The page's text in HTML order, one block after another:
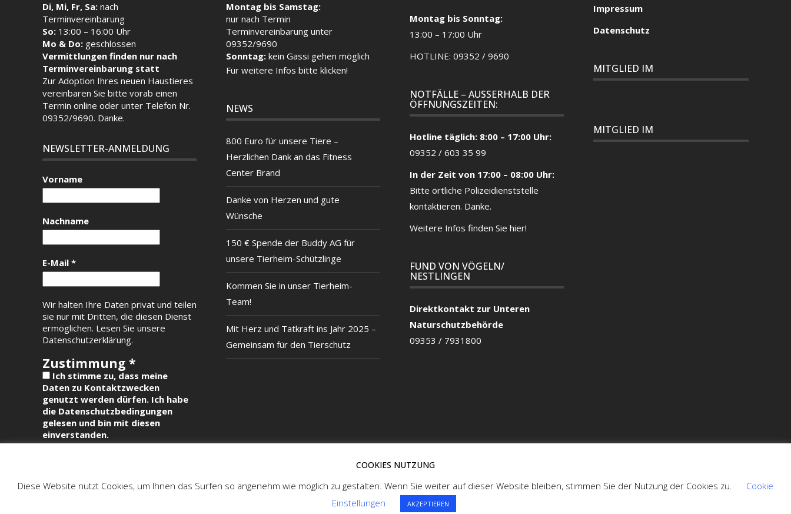
Di, Mi, Fr, Sa: nach
Terminvereinbarung
So: 13:00 – 16:00 Uhr
Mo & Do: geschlossen
Vermittlungen finden nur nach
Terminvereinbarung statt
Zur Adoption Ihres neuen Haustieres
vereinbaren Sie bitte vorab einen
Termin online oder unter Telefon Nr.
09352/9690. Danke.
NEWSLETTER-ANMELDUNG
Vorname
Nachname
E-Mail *
Wir halten Ihre Daten privat und teilen
sie nur mit Dritten, die diesen Dienst
ermöglichen. Lesen Sie unsere
Datenschutzerklärung.
Zustimmung *
Ich stimme zu, dass meine
Daten zu Kontaktzwecken
genutzt werden dürfen. Ich habe
die Datenschutzbedingungen
gelesen und bin mit diesen
einverstanden.
Montag bis Samstag:
nur nach Termin
Terminvereinbarung unter
09352/9690
Sonntag: kein Gassi gehen möglich
Für weitere Infos bitte klicken!
NEWS
800 Euro für unsere Tiere –
Herzlichen Dank an das Fitness
Center Brand
Danke von Herzen und gute
Wünsche
150 € Spende der Buddy AG für
unsere Tierheim-Schützlinge
Kommen Sie in unser Tierheim-
Team!
Mit Herz und Tatkraft ins Jahr 2025 –
Gemeinsam für den Tierschutz
Montag bis Sonntag:
13:00 – 17:00 Uhr
HOTLINE: 09352 / 9690
NOTFÄLLE – AUSSERHALB DER
ÖFFNUNGSZEITEN:
Hotline täglich: 8:00 – 17:00 Uhr:
09352 / 603 35 99
In der Zeit von 17:00 – 08:00 Uhr:
Bitte örtliche Polizeidienststelle
kontaktieren. Danke.
Weitere Infos finden Sie hier!
FUND VON VÖGELN/
NESTLINGEN
Direktkontakt zur Unteren
Naturschutzbehörde
09353 / 7931800
Impressum
Datenschutz
MITGLIED IM
MITGLIED IM
COOKIES NUTZUNG
Diese Website nutzt Cookies, um Ihnen das Surfen so angenehm wie möglich zu gestalten. Wenn Sie weiter auf dieser Website bleiben, stimmen Sie der Nutzung der Cookies zu.
Cookie
Einstellungen
AKZEPTIEREN